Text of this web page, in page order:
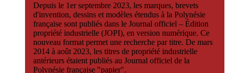
Depuis le 1er septembre 2023, les marques, brevets
d'invention, dessins et modèles étendus à la Polynésie
française sont publiés dans le Journal officiel – Édition
propriété industrielle (JOPI), en version numérique. Ce
nouveau format permet une recherche par titre. De mars
2014 à août 2023, les titres de propriété industrielle
antérieurs étaient publiés au Journal officiel de la
Polynésie française "papier".